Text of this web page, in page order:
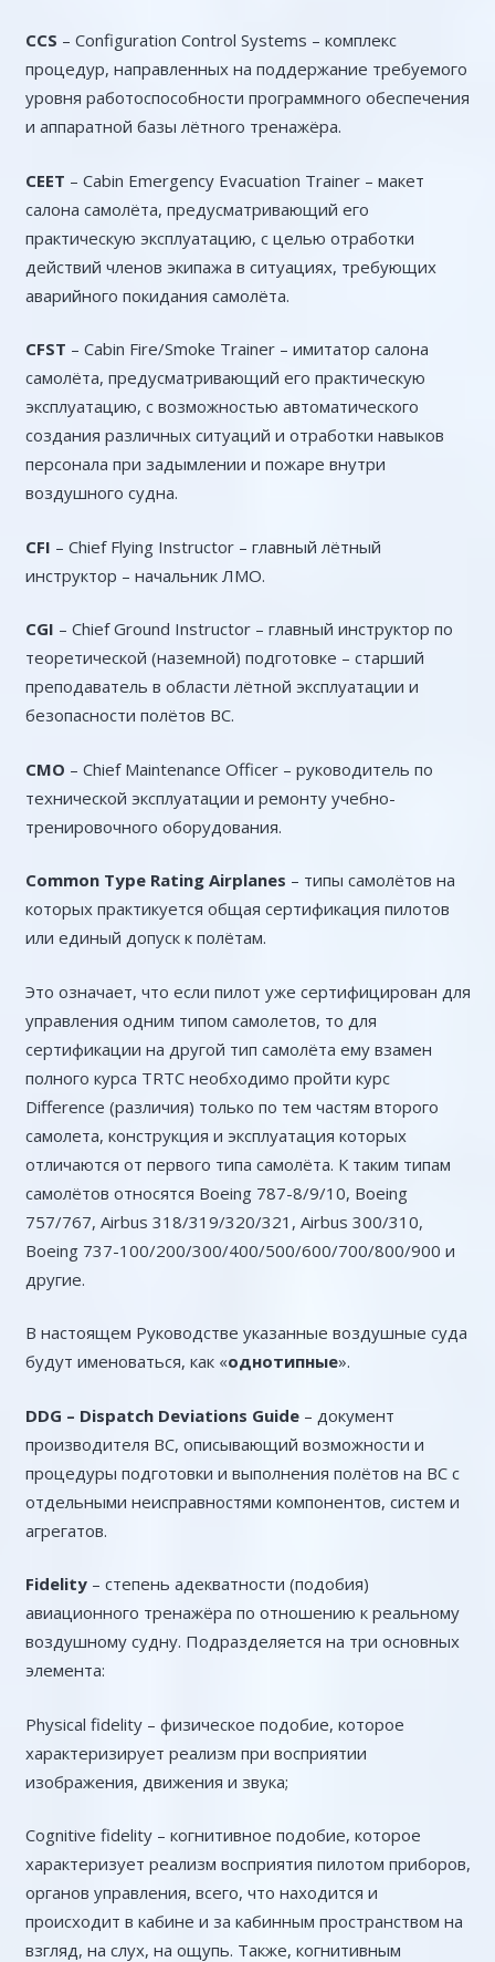
CCS – Configuration Control Systems – комплекс
процедур, направленных на поддержание требуемого
уровня работоспособности программного обеспечения
и аппаратной базы лётного тренажёра.
CEET – Cabin Emergency Evacuation Trainer – макет
салона самолёта, предусматривающий его
практическую эксплуатацию, с целью отработки
действий членов экипажа в ситуациях, требующих
аварийного покидания самолёта.
CFST – Cabin Fire/Smoke Trainer – имитатор салона
самолёта, предусматривающий его практическую
эксплуатацию, с возможностью автоматического
создания различных ситуаций и отработки навыков
персонала при задымлении и пожаре внутри
воздушного судна.
CFI – Chief Flying Instructor – главный лётный
инструктор – начальник ЛМО.
CGI – Chief Ground Instructor – главный инструктор по
теоретической (наземной) подготовке – старший
преподаватель в области лётной эксплуатации и
безопасности полётов ВС.
CMO – Chief Maintenance Officer – руководитель по
технической эксплуатации и ремонту учебно-
тренировочного оборудования.
Common Type Rating Airplanes – типы самолётов на
которых практикуется общая сертификация пилотов
или единый допуск к полётам.
Это означает, что если пилот уже сертифицирован для
управления одним типом самолетов, то для
сертификации на другой тип самолёта ему взамен
полного курса TRTC необходимо пройти курс
Difference (различия) только по тем частям второго
самолета, конструкция и эксплуатация которых
отличаются от первого типа самолёта. К таким типам
самолётов относятся Boeing 787-8/9/10, Boeing
757/767, Airbus 318/319/320/321, Airbus 300/310,
Boeing 737-100/200/300/400/500/600/700/800/900 и
другие.
В настоящем Руководстве указанные воздушные суда
будут именоваться, как «однотипные».
DDG – Dispatch Deviations Guide – документ
производителя ВС, описывающий возможности и
процедуры подготовки и выполнения полётов на ВС с
отдельными неисправностями компонентов, систем и
агрегатов.
Fidelity– степень адекватности (подобия)
авиационного тренажёра по отношению к реальному
воздушному судну. Подразделяется на три основных
элемента:
Physical fidelity – физическое подобие, которое
характеризирует реализм при восприятии
изображения, движения и звука;
Cognitive fidelity – когнитивное подобие, которое
характеризует реализм восприятия пилотом приборов,
органов управления, всего, что находится и
происходит в кабине и за кабинным пространством на
взгляд, на слух, на ощупь. Также, когнитивным